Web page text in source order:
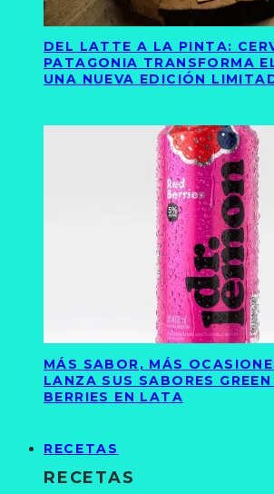
DEL LATTE A LA PINTA:
PATAGONIA TRANSFORMA
UNA NUEVA EDICIÓN
MÁS SABOR, MÁS
LANZA SUS SABORES
BERRIES EN LATA
RECETAS
RECETAS